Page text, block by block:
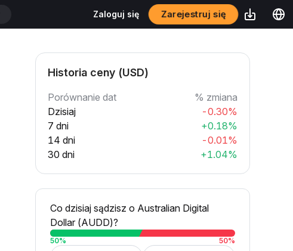
Zaloguj się Zarejestruj się
Historia ceny (USD)
Porównanie dat
% zmiana
Dzisiaj
-0.30%
7 dni
+0.18%
14 dni
-0.01%
30 dni
+1.04%
Co dzisiaj sądzisz o Australian Digital
Dollar (AUDD)?
50% 50%